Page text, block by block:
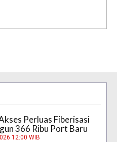
Perluas Fiberisasi
366 Ribu Port Baru
12:00 WIB